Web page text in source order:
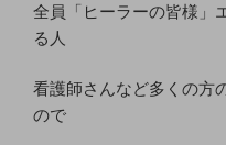
全員「ヒーラーの皆様」
る人
看護師さんなど多くの方
ので